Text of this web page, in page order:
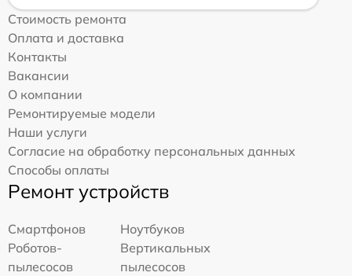
Стоимость ремонта
Оплата и доставка
Контакты
Вакансии
О компании
Ремонтируемые модели
Наши услуги
Согласие на обработку персональных данных
Способы оплаты
Ремонт устройств
Смартфонов
Ноутбуков
Роботов-
пылесосов
Вертикальных
пылесосов